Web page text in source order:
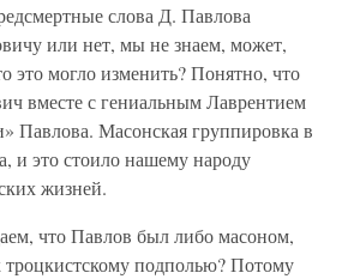
слова Д. Павлова
или нет, мы не знаем, может,
это могло изменить? Понятно, что
вместе с гениальным Лаврентием
Павлова. Масонская группировка в
и это стоило нашему народу
жизней.
что Павлов был либо масоном,
подполью? Потому